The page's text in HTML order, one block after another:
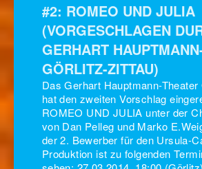
#2: ROMEO UND JULIA
(VORGESCHLAGEN
GERHART
GÖRLITZ-ZITTAU)
Das Gerhart Hauptmann-
hat den zweiten Vorschlag
ROMEO UND JULIA unter der
von Dan Pelleg und Marko
der 2. Bewerber für den Ursula-
Produktion ist zu folgenden